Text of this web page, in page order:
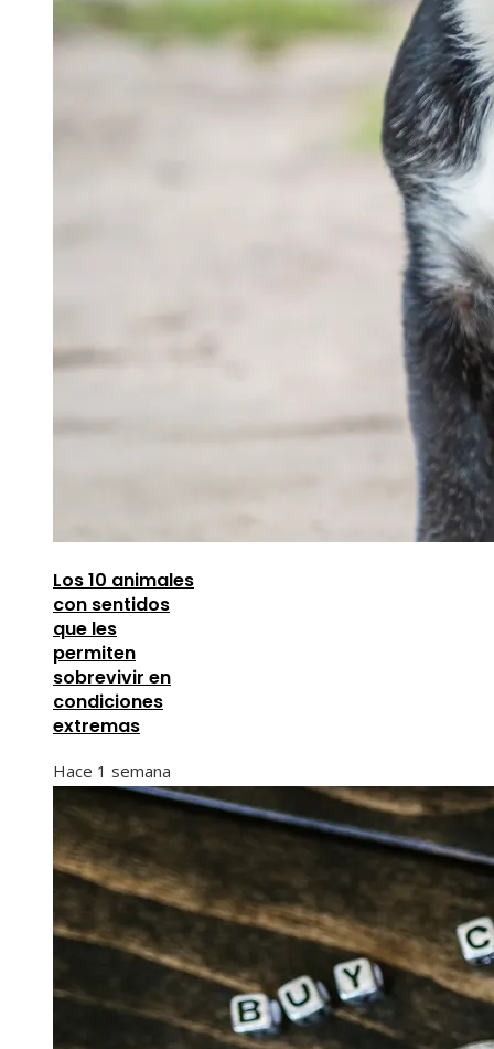
Los 10 animales
con sentidos
que les
permiten
sobrevivir en
condiciones
extremas
Hace 1 semana